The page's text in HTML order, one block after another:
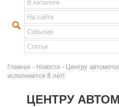
Главная - Новости - Центру
исполняется 8 лет!
ЦЕНТРУ